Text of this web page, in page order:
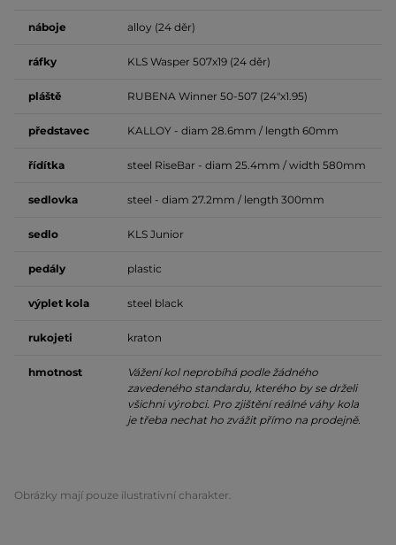
náboje alloy (24 děr)
ráfky KLS Wasper 507x19 (24 děr)
pláště RUBENA Winner 50-507 (24"x1.95)
představec KALLOY - diam 28.6mm / length 60mm
řídítka steel RiseBar - diam 25.4mm / width 580mm
sedlovka steel - diam 27.2mm / length 300mm
sedlo KLS Junior
pedály plastic
výplet kola steel black
rukojeti kraton
hmotnost
Vážení kol neprobíhá podle žádného
zavedeného standardu, kterého by se drželi
všichni výrobci. Pro zjištění reálné váhy kola
je třeba nechat ho zvážit přímo na prodejně.
Obrázky mají pouze ilustrativní charakter.